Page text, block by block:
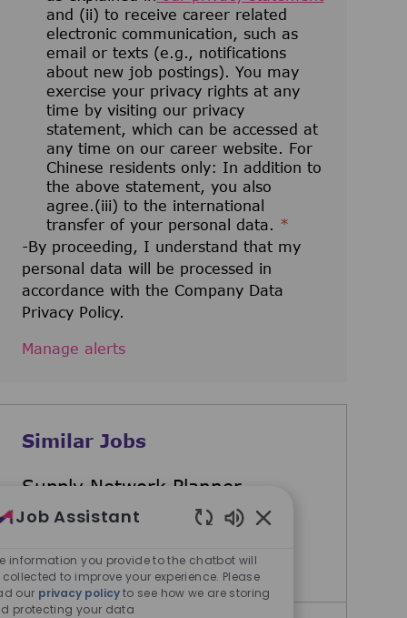
and (ii) to receive career related
electronic communication, such as
email or texts (e.g., notifications
about new job postings). You may
exercise your privacy rights at any
time by visiting our privacy
statement, which can be accessed at
any time on our career website. For
Chinese residents only: In addition to
the above statement, you also
agree.(iii) to the international
transfer of your personal data. *
-By proceeding, I understand that my
personal data will be processed in
accordance with the Company Data
Privacy Policy.
Manage alerts
Similar Jobs
Supply Network Planner
Tokyo, Tokyo, Japan
Apply NowSupply Network Planner
Job Assistant
information you provide to the chatbot will
collected to improve your experience. Please
our privacy policyto see how we are storing
protecting your data